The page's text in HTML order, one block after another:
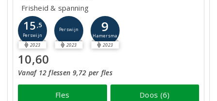
Frisheid & spanning
15 ,5
Perswijn
2023
Perswijn
2023
9
Hamersma
2023
10,60
Vanaf 12 flessen 9,72 per fles
Fles Doos (6)